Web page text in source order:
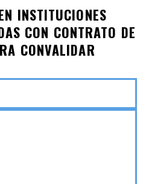
INSTITUCIONES
CON CONTRATO DE
CONVALIDAR